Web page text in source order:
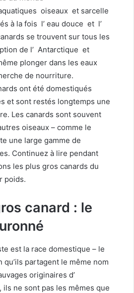
oiseaux et sarcelle
à la fois l’ eau douce et l’
se trouvent sur tous les
de l’ Antarctique et
plonger dans les eaux
de nourriture.
ont été domestiqués
et sont restés longtemps une
Les canards sont souvent
oiseaux – comme le
une large gamme de
Continuez à lire pendant
les plus gros canards du
poids.
canard : le
est la race domestique – le
qu’ils partagent le même nom
originaires d’
, ils ne sont pas les mêmes que